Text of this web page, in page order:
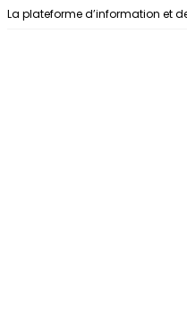
Aller au contenu
La plateforme d’information et